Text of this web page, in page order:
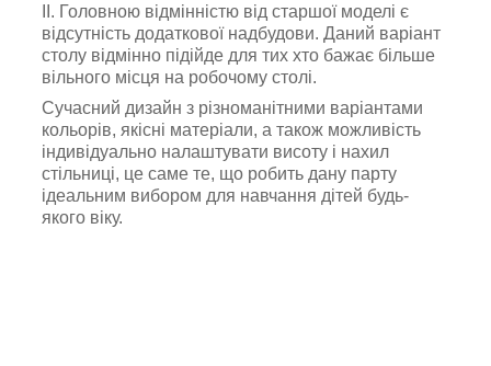
II. Головною відмінністю від старшої моделі є
відсутність додаткової надбудови. Даний варіант
столу відмінно підійде для тих хто бажає більше
вільного місця на робочому столі.
Сучасний дизайн з різноманітними варіантами
кольорів, якісні матеріали, а також можливість
індивідуально налаштувати висоту і нахил
стільниці, це саме те, що робить дану парту
ідеальним вибором для навчання дітей будь-
якого віку.